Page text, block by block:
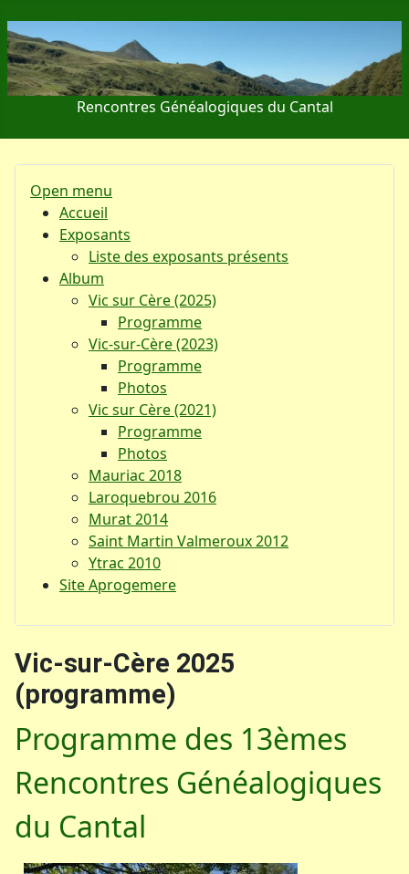
Rencontres Généalogiques du Cantal
Open menu
Accueil
Exposants
Liste des exposants présents
Album
Vic sur Cère (2025)
Programme
Vic-sur-Cère (2023)
Programme
Photos
Vic sur Cère (2021)
Programme
Photos
Mauriac 2018
Laroquebrou 2016
Murat 2014
Saint Martin Valmeroux 2012
Ytrac 2010
Site Aprogemere
Vic-sur-Cère 2025
(programme)
Programme des 13èmes
Rencontres Généalogiques
du Cantal